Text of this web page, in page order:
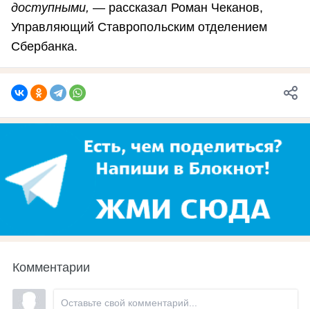
доступными, — рассказал Роман Чеканов,
Управляющий Ставропольским отделением
Сбербанка.
Комментарии